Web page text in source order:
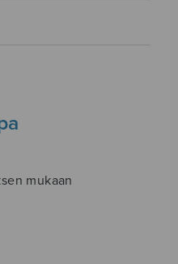
mukaan